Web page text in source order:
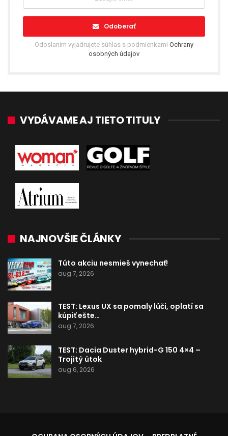
Odoberať
Odoslaním vyjadrujete súhlas s podmienkami Ochrany
osobných údajov
VYDÁVAME AJ TIETO TITULY
NAJNOVŠIE ČLÁNKY
Túto akciu nesmieš vynechať!
aug 7, 2026
TEST: Lexus UX sa pomaly lúči, oplatí sa
kúpiť ešte…
aug 7, 2026
TEST: Dacia Duster hybrid-G 150 4×4 –
Trojitý útok
aug 6, 2026